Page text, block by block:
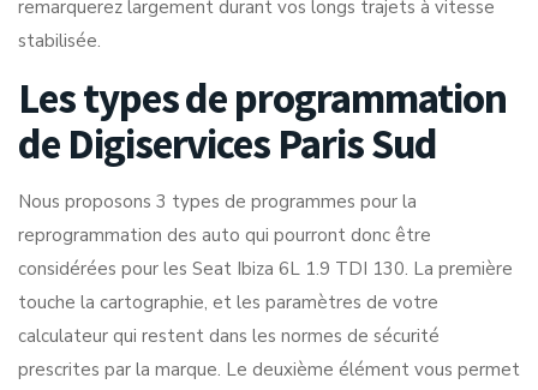
remarquerez largement durant vos longs trajets à vitesse
stabilisée.
Les types de programmation
de Digiservices Paris Sud
Nous proposons 3 types de programmes pour la
reprogrammation des auto qui pourront donc être
considérées pour les Seat Ibiza 6L 1.9 TDI 130. La première
touche la cartographie, et les paramètres de votre
calculateur qui restent dans les normes de sécurité
prescrites par la marque. Le deuxième élément vous permet